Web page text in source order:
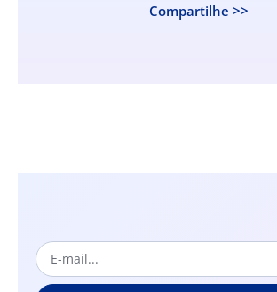
Compartilhe >>